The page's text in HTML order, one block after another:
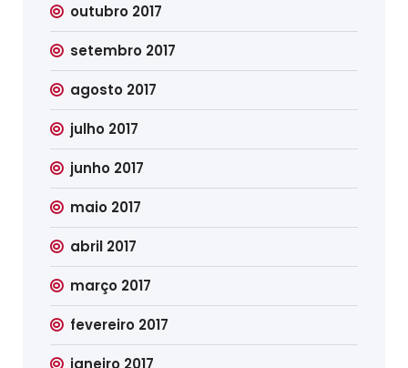
outubro 2017
setembro 2017
agosto 2017
julho 2017
junho 2017
maio 2017
abril 2017
março 2017
fevereiro 2017
janeiro 2017